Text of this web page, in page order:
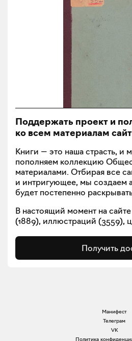
Поддержать проект и
ко всем материалам
Книги — это наша страсть, и
пополняем коллекцию
материалами. Отбирая все
и интригующее, мы создаем
будет постепенно
В настоящий момент на
(1889), иллюстраций (3559),
Получить
Манифест
Телеграм
VK
Политика